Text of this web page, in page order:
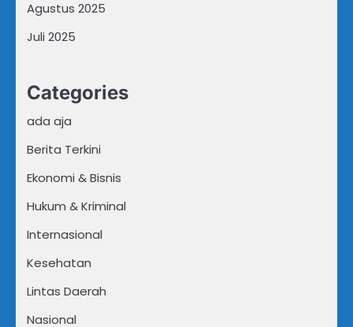
Agustus 2025
Juli 2025
Categories
ada aja
Berita Terkini
Ekonomi & Bisnis
Hukum & Kriminal
Internasional
Kesehatan
Lintas Daerah
Nasional